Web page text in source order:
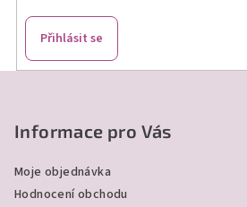
Přihlásit se
Informace pro Vás
Moje objednávka
Hodnocení obchodu